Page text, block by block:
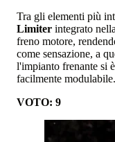
Tra gli elementi più
Limiter integrato
freno motore,
come sensazione, a
l'impianto frenante si
facilmente modulabile.
VOTO: 9